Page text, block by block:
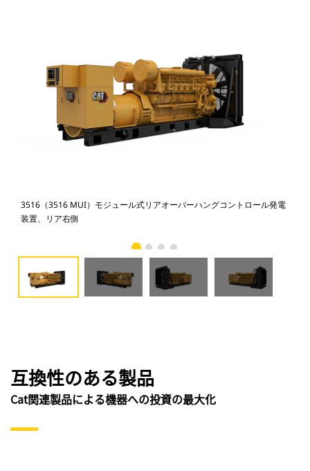
3516（3516 MUI）モジュール式リアオーバーハングコントロール発電
装置、リア右側
互換性のある製品
Cat関連製品による機器への投資の最大化